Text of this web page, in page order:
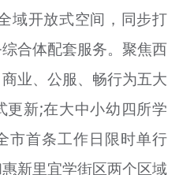
域开放式空间，同步打
合体配套服务。聚焦西
业、公服、畅行为五大
更新;在大中小幼四所学
市首条工作日限时单行
新里宜学街区两个区域